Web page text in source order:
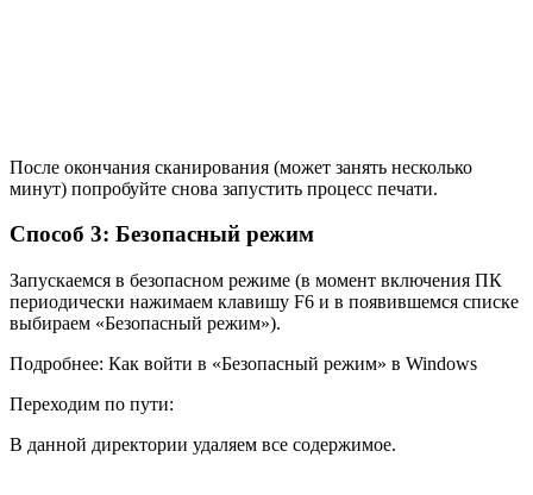
После окончания сканирования (может занять несколько
минут) попробуйте снова запустить процесс печати.
Способ 3: Безопасный режим
Запускаемся в безопасном режиме (в момент включения ПК
периодически нажимаем клавишу F6 и в появившемся списке
выбираем «Безопасный режим»).
Подробнее: Как войти в «Безопасный режим» в Windows
Переходим по пути:
В данной директории удаляем все содержимое.